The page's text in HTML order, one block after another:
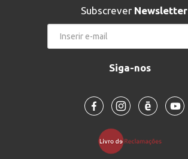
Subscrever Newsletter
Siga-nos